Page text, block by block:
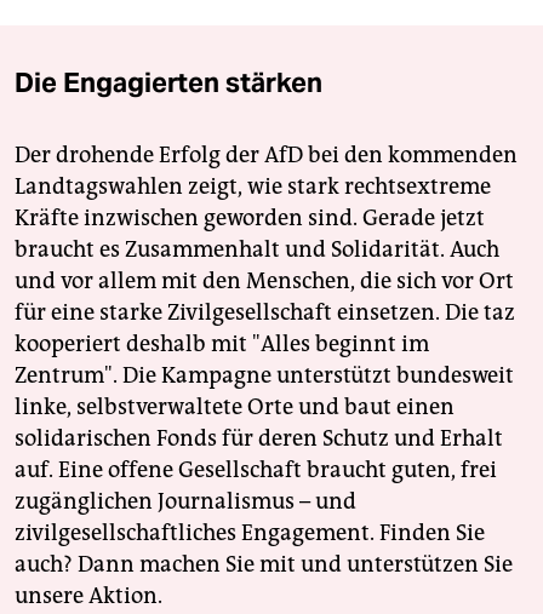
Die Engagierten stärken
Der drohende Erfolg der AfD bei den kommenden
Landtagswahlen zeigt, wie stark rechtsextreme
Kräfte inzwischen geworden sind. Gerade jetzt
braucht es Zusammenhalt und Solidarität. Auch
und vor allem mit den Menschen, die sich vor Ort
für eine starke Zivilgesellschaft einsetzen. Die taz
kooperiert deshalb mit "Alles beginnt im
Zentrum". Die Kampagne unterstützt bundesweit
linke, selbstverwaltete Orte und baut einen
solidarischen Fonds für deren Schutz und Erhalt
auf. Eine offene Gesellschaft braucht guten, frei
zugänglichen Journalismus – und
zivilgesellschaftliches Engagement. Finden Sie
auch? Dann machen Sie mit und unterstützen Sie
unsere Aktion.